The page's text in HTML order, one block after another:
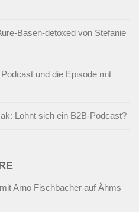
Basen-detoxed von Stefanie
und die Episode mit
Lohnt sich ein B2B-Podcast?
Arno Fischbacher auf Ähms